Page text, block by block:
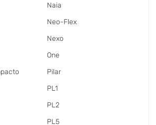
Naia
Neo-Flex
Nexo
One
Pilar
PL1
PL2
PL5